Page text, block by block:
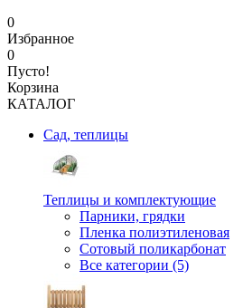
0
Избранное
0
Пусто!
Корзина
КАТАЛОГ
Сад, теплицы
Теплицы и комплектующие
Парники, грядки
Пленка полиэтиленовая
Сотовый поликарбонат
Все категории (5)